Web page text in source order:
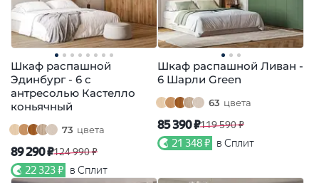
Шкаф распашной
Эдинбург - 6 с
антресолью Кастелло
коньячный
73 цвета
89 290 ₽124 990 ₽
22 323 ₽ в Сплит
Шкаф распашной Ливан -
6 Шарли Green
63 цвета
85 390 ₽119 590 ₽
21 348 ₽ в Сплит